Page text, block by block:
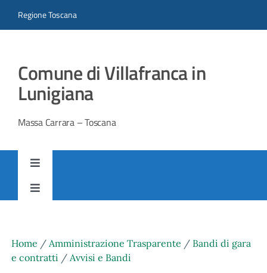
Regione Toscana
Comune di Villafranca in
Lunigiana
Massa Carrara – Toscana
Toggle
Navigation
AMMINISTRAZIONE TRASPARENTE
Toggle
Home / Amministrazione Trasparente / Bandi di gara
e contratti / Avvisi e Bandi